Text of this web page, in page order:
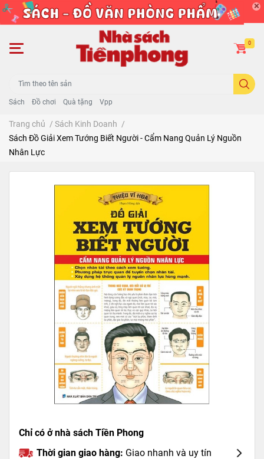
Sách Đồ chơi Quà tặng Vpp
0
Trang chủ / Sách Kinh Doanh /
Sách Đồ Giải Xem Tướng Biết Người - Cẩm Nang Quản Lý Nguồn
Nhân Lực
Chỉ có ở nhà sách Tiền Phong
Thời gian giao hàng: Giao nhanh và uy tín